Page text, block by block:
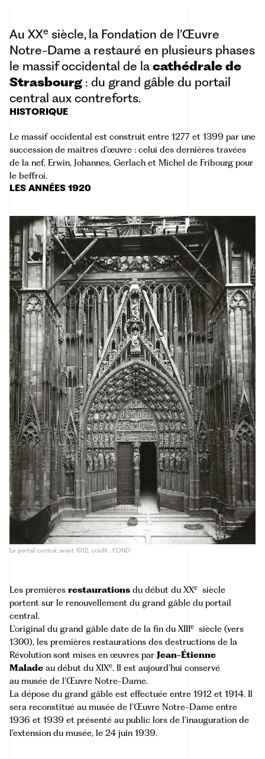
Au XXe siècle, la Fondation de l’Œuvre
Notre-Dame a restauré en plusieurs phases
le massif occidental de la cathédrale de
Strasbourg : du grand gâble du portail
central aux contreforts.
HISTORIQUE
Le massif occidental est construit entre 1277 et 1399 par une
succession de maîtres d’œuvre : celui des dernières travées
de la nef, Erwin, Johannes, Gerlach et Michel de Fribourg pour
le beffroi.
LES ANNÉES 1920
Le portail central, avant 1912, crédit : F.OND
Les premières restaurations du début du XXe siècle
portent sur le renouvellement du grand gâble du portail
central.
L’original du grand gâble date de la fin du XIIIe siècle (vers
1300), les premières restaurations des destructions de la
Révolution sont mises en œuvres par Jean-Étienne
Malade au début du XIXe. Il est aujourd’hui conservé
au musée de l’Œuvre Notre-Dame.
La dépose du grand gâble est effectuée entre 1912 et 1914. Il
sera reconstitué au musée de l’Œuvre Notre-Dame entre
1936 et 1939 et présenté au public lors de l’inauguration de
l’extension du musée, le 24 juin 1939.